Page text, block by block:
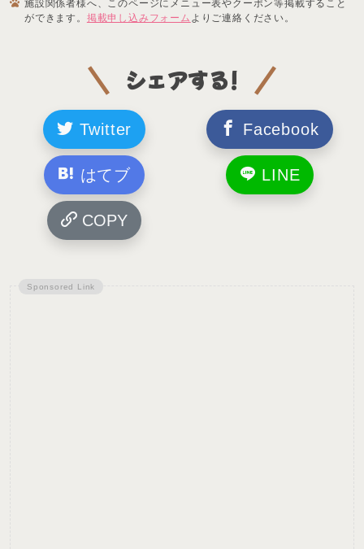
施設関係者様へ、このページにメニュー表やクーポン等掲載すること
ができます。 掲載申し込みフォーム よりご連絡ください。
シェアする!
Twitter Facebook
はてブ LINE
COPY